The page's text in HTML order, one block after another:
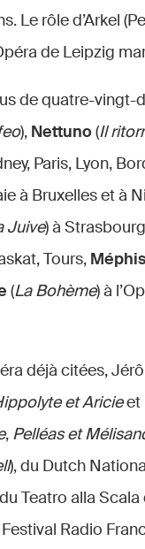
Le rôle d’Arkel
de Leipzig
de quatre-vingt-
), Nettuno(Il
Paris, Lyon,
à Bruxelles et à
Juive) à
Tours,
(La Bohème) à
déjà citées,
et Aricieet
, Pelléas et
), du Dutch
Teatro alla Scala
Radio